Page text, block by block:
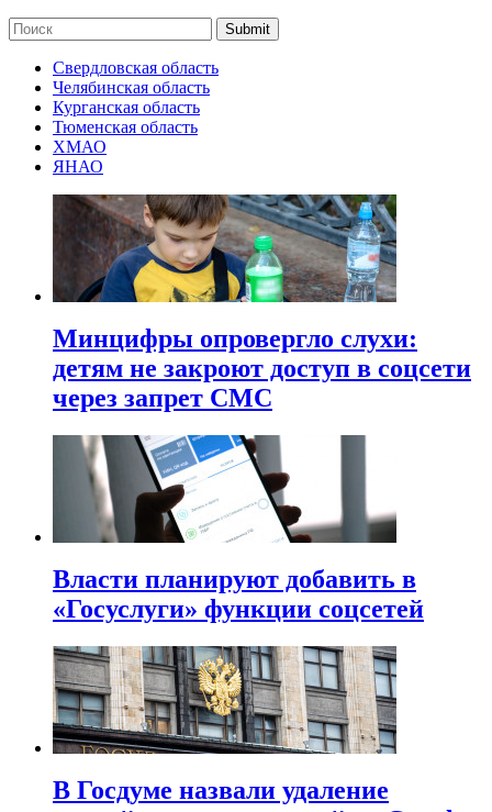
Submit
Свердловская область
Челябинская область
Курганская область
Тюменская область
ХМАО
ЯНАО
Минцифры опровергло слухи:
детям не закроют доступ в соцсети
через запрет СМС
Власти планируют добавить в
«Госуслуги» функции соцсетей
В Госдуме назвали удаление